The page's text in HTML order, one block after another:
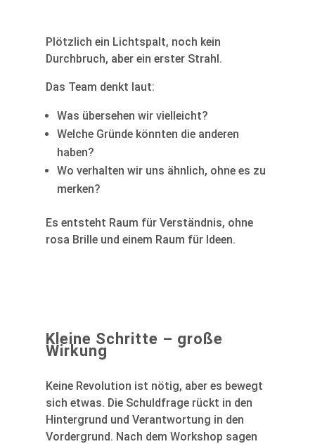
Plötzlich ein Lichtspalt, noch kein
Durchbruch, aber ein erster Strahl.
Das Team denkt laut:
Was übersehen wir vielleicht?
Welche Gründe könnten die anderen
haben?
Wo verhalten wir uns ähnlich, ohne es zu
merken?
Es entsteht Raum für Verständnis, ohne
rosa Brille und einem Raum für Ideen.
Kleine Schritte – große
Wirkung
Keine Revolution ist nötig, aber es bewegt
sich etwas. Die Schuldfrage rückt in den
Hintergrund und Verantwortung in den
Vordergrund. Nach dem Workshop sagen